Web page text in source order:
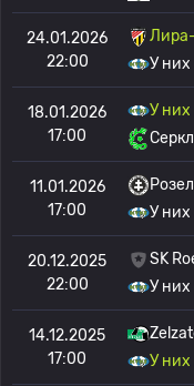
24.01.2026
22:00
У них
18.01.2026
17:00
У них
11.01.2026
17:00
У них
20.12.2025
22:00
SK
У них
14.12.2025
17:00
У них